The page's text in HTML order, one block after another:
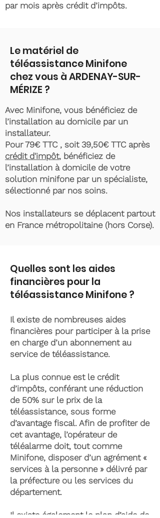
par mois après crédit d’impôts.
Le matériel de
téléassistance Minifone
chez vous à ARDENAY-SUR-
MÉRIZE ?
Avec Minifone, vous bénéficiez de
l’installation au domicile par un
installateur.
Pour 79€ TTC , soit 39,50€ TTC après
crédit d'impôt, bénéficiez de
l’installation à domicile de votre
solution minifone par un spécialiste,
sélectionné par nos soins.
Nos installateurs se déplacent partout
en France métropolitaine (hors Corse).
Quelles sont les aides
financières pour la
téléassistance Minifone ?
Il existe de nombreuses aides
financières pour participer à la prise
en charge d’un abonnement au
service de téléassistance.
La plus connue est le crédit
d’impôts, conférant une réduction
de 50% sur le prix de la
téléassistance, sous forme
d’avantage fiscal. Afin de profiter de
cet avantage, l’opérateur de
téléalarme doit, tout comme
Minifone, disposer d’un agrément «
services à la personne » délivré par
la préfecture ou les services du
département.
Il existe également le plan d’aide de